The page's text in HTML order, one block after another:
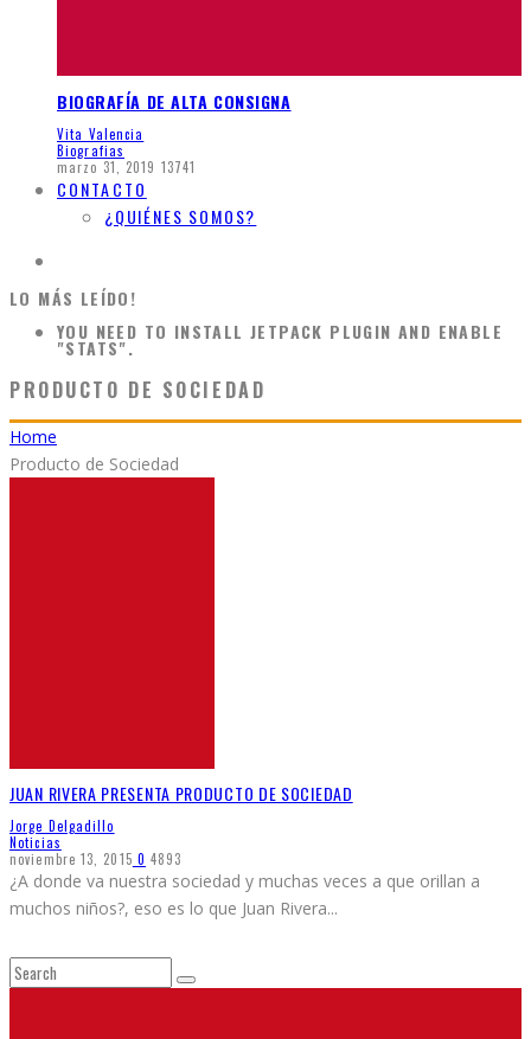
BIOGRAFÍA DE ALTA CONSIGNA
Vita Valencia
Biografias
marzo 31, 2019 13741
CONTACTO
¿QUIÉNES SOMOS?
LO MÁS LEÍDO!
YOU NEED TO INSTALL JETPACK PLUGIN AND ENABLE
"STATS".
PRODUCTO DE SOCIEDAD
Home
Producto de Sociedad
JUAN RIVERA PRESENTA PRODUCTO DE SOCIEDAD
Jorge Delgadillo
Noticias
noviembre 13, 2015 0 4893
¿A donde va nuestra sociedad y muchas veces a que orillan a
muchos niños?, eso es lo que Juan Rivera...